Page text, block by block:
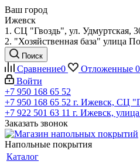
Ваш город
Ижевск
1. СЦ "Гвоздь", ул. Удмуртская,
2. "Хозяйственная база" улица
Поиск
Сравнение0 Отложенные 0
Войти
+7 950 168 65 52
+7 950 168 65 52 г. Ижевск, СЦ
+7 922 501 63 11 г. Ижевск,
Заказать звонок
Напольные покрытия
Каталог